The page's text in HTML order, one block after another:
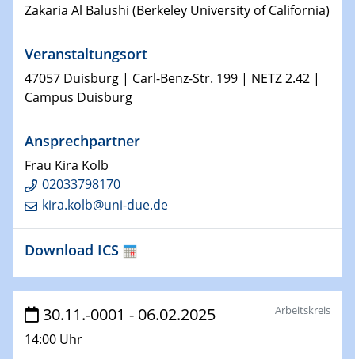
world
14.01.2025
SFB 1242 Kolloquium
15.01.2025
Comets – Why Should We Study Them?
15.01.2025
GDCh Kolloquium
Physikalisches Kolloquium
Make it and break it: Contact and Cracks at soft
interfaces
22.01.2025
HyMission Short Talks
Zakaria Al Balushi (Berkeley University of California)
Veranstaltungsort
47057 Duisburg | Carl-Benz-Str. 199 | NETZ 2.42 |
Campus Duisburg
Ansprechpartner
Frau Kira Kolb
02033798170
kira.kolb@uni-due.de
Download ICS
30.11.-0001 - 06.02.2025
14:00 Uhr
Arbeitskreis